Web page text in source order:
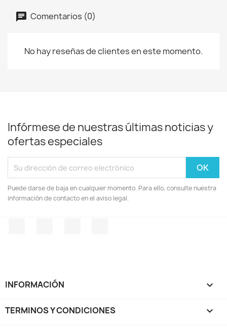
Comentarios (0)
No hay reseñas de clientes en este momento.
Infórmese de nuestras últimas noticias y
ofertas especiales
Puede darse de baja en cualquier momento. Para ello, consulte nuestra
información de contacto en el aviso legal.
INFORMACIÓN 
TERMINOS Y CONDICIONES 